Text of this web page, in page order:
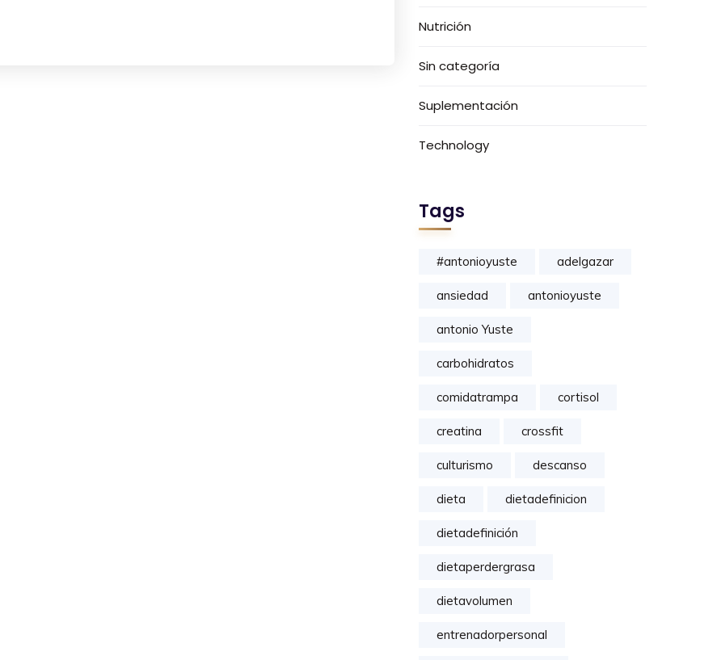
Nutrición
Sin categoría
Suplementación
Technology
Tags
#antonioyuste adelgazar
ansiedad antonioyuste
antonio Yuste
carbohidratos
comidatrampa cortisol
creatina crossfit
culturismo descanso
dieta dietadefinicion
dietadefinición
dietaperdergrasa
dietavolumen
entrenadorpersonal